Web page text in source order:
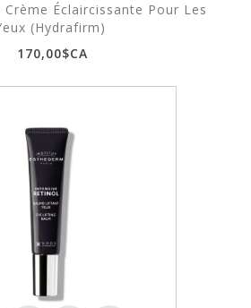
Crème Éclaircissante Pour Les
(Hydrafirm)
170,00$CA